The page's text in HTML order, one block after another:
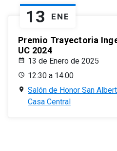
13 ENE
Premio Trayectoria
UC 2024
13 de Enero de 2025
12:30 a 14:00
Salón de Honor San
Casa Central